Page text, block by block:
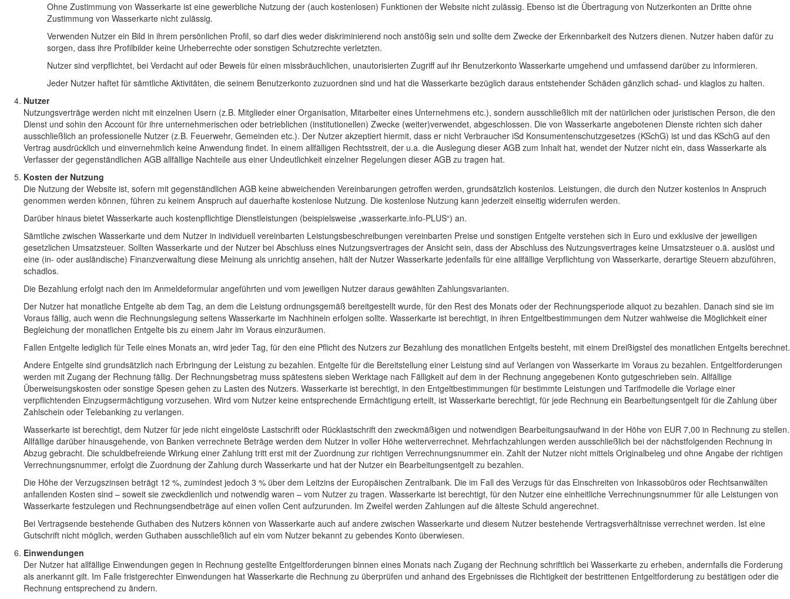
Ohne Zustimmung von Wasserkarte ist eine gewerbliche Nutzung der (auch kostenlosen) Funktionen der Website nicht zulässig. Ebenso ist die Übertragung von Nutzerkonten an Dritte ohne
Zustimmung von Wasserkarte nicht zulässig.
Verwenden Nutzer ein Bild in ihrem persönlichen Profil, so darf dies weder diskriminierend noch anstößig sein und sollte dem Zwecke der Erkennbarkeit des Nutzers dienen. Nutzer haben dafür zu
sorgen, dass ihre Profilbilder keine Urheberrechte oder sonstigen Schutzrechte verletzten.
Nutzer sind verpflichtet, bei Verdacht auf oder Beweis für einen missbräuchlichen, unautorisierten Zugriff auf ihr Benutzerkonto Wasserkarte umgehend und umfassend darüber zu informieren.
Jeder Nutzer haftet für sämtliche Aktivitäten, die seinem Benutzerkonto zuzuordnen sind und hat die Wasserkarte bezüglich daraus entstehender Schäden gänzlich schad- und klaglos zu halten.
Nutzer
Nutzungsverträge werden nicht mit einzelnen Usern (z.B. Mitglieder einer Organisation, Mitarbeiter eines Unternehmens etc.), sondern ausschließlich mit der natürlichen oder juristischen Person, die den
Dienst und sohin den Account für ihre unternehmerischen oder betrieblichen (institutionellen) Zwecke (weiter)verwendet, abgeschlossen. Die von Wasserkarte angebotenen Dienste richten sich daher
ausschließlich an professionelle Nutzer (z.B. Feuerwehr, Gemeinden etc.). Der Nutzer akzeptiert hiermit, dass er nicht Verbraucher iSd Konsumentenschutzgesetzes (KSchG) ist und das KSchG auf den
Vertrag ausdrücklich und einvernehmlich keine Anwendung findet. In einem allfälligen Rechtsstreit, der u.a. die Auslegung dieser AGB zum Inhalt hat, wendet der Nutzer nicht ein, dass Wasserkarte als
Verfasser der gegenständlichen AGB allfällige Nachteile aus einer Undeutlichkeit einzelner Regelungen dieser AGB zu tragen hat.
Kosten der Nutzung
Die Nutzung der Website ist, sofern mit gegenständlichen AGB keine abweichenden Vereinbarungen getroffen werden, grundsätzlich kostenlos. Leistungen, die durch den Nutzer kostenlos in Anspruch
genommen werden können, führen zu keinem Anspruch auf dauerhafte kostenlose Nutzung. Die kostenlose Nutzung kann jederzeit einseitig widerrufen werden.
Darüber hinaus bietet Wasserkarte auch kostenpflichtige Dienstleistungen (beispielsweise „wasserkarte.info-PLUS“) an.
Sämtliche zwischen Wasserkarte und dem Nutzer in individuell vereinbarten Leistungsbeschreibungen vereinbarten Preise und sonstigen Entgelte verstehen sich in Euro und exklusive der jeweiligen
gesetzlichen Umsatzsteuer. Sollten Wasserkarte und der Nutzer bei Abschluss eines Nutzungsvertrages der Ansicht sein, dass der Abschluss des Nutzungsvertrages keine Umsatzsteuer o.ä. auslöst und
eine (in- oder ausländische) Finanzverwaltung diese Meinung als unrichtig ansehen, hält der Nutzer Wasserkarte jedenfalls für eine allfällige Verpflichtung von Wasserkarte, derartige Steuern abzuführen,
schadlos.
Die Bezahlung erfolgt nach den im Anmeldeformular angeführten und vom jeweiligen Nutzer daraus gewählten Zahlungsvarianten.
Der Nutzer hat monatliche Entgelte ab dem Tag, an dem die Leistung ordnungsgemäß bereitgestellt wurde, für den Rest des Monats oder der Rechnungsperiode aliquot zu bezahlen. Danach sind sie im
Voraus fällig, auch wenn die Rechnungslegung seitens Wasserkarte im Nachhinein erfolgen sollte. Wasserkarte ist berechtigt, in ihren Entgeltbestimmungen dem Nutzer wahlweise die Möglichkeit einer
Begleichung der monatlichen Entgelte bis zu einem Jahr im Voraus einzuräumen.
Fallen Entgelte lediglich für Teile eines Monats an, wird jeder Tag, für den eine Pflicht des Nutzers zur Bezahlung des monatlichen Entgelts besteht, mit einem Dreißigstel des monatlichen Entgelts berechnet.
Andere Entgelte sind grundsätzlich nach Erbringung der Leistung zu bezahlen. Entgelte für die Bereitstellung einer Leistung sind auf Verlangen von Wasserkarte im Voraus zu bezahlen. Entgeltforderungen
werden mit Zugang der Rechnung fällig. Der Rechnungsbetrag muss spätestens sieben Werktage nach Fälligkeit auf dem in der Rechnung angegebenen Konto gutgeschrieben sein. Allfällige
Überweisungskosten oder sonstige Spesen gehen zu Lasten des Nutzers. Wasserkarte ist berechtigt, in den Entgeltbestimmungen für bestimmte Leistungen und Tarifmodelle die Vorlage einer
verpflichtenden Einzugsermächtigung vorzusehen. Wird vom Nutzer keine entsprechende Ermächtigung erteilt, ist Wasserkarte berechtigt, für jede Rechnung ein Bearbeitungsentgelt für die Zahlung über
Zahlschein oder Telebanking zu verlangen.
Wasserkarte ist berechtigt, dem Nutzer für jede nicht eingelöste Lastschrift oder Rücklastschrift den zweckmäßigen und notwendigen Bearbeitungsaufwand in der Höhe von EUR 7,00 in Rechnung zu stellen.
Allfällige darüber hinausgehende, von Banken verrechnete Beträge werden dem Nutzer in voller Höhe weiterverrechnet. Mehrfachzahlungen werden ausschließlich bei der nächstfolgenden Rechnung in
Abzug gebracht. Die schuldbefreiende Wirkung einer Zahlung tritt erst mit der Zuordnung zur richtigen Verrechnungsnummer ein. Zahlt der Nutzer nicht mittels Originalbeleg und ohne Angabe der richtigen
Verrechnungsnummer, erfolgt die Zuordnung der Zahlung durch Wasserkarte und hat der Nutzer ein Bearbeitungsentgelt zu bezahlen.
Die Höhe der Verzugszinsen beträgt 12 %, zumindest jedoch 3 % über dem Leitzins der Europäischen Zentralbank. Die im Fall des Verzugs für das Einschreiten von Inkassobüros oder Rechtsanwälten
anfallenden Kosten sind – soweit sie zweckdienlich und notwendig waren – vom Nutzer zu tragen. Wasserkarte ist berechtigt, für den Nutzer eine einheitliche Verrechnungsnummer für alle Leistungen von
Wasserkarte festzulegen und Rechnungsendbeträge auf einen vollen Cent aufzurunden. Im Zweifel werden Zahlungen auf die älteste Schuld angerechnet.
Bei Vertragsende bestehende Guthaben des Nutzers können von Wasserkarte auch auf andere zwischen Wasserkarte und diesem Nutzer bestehende Vertragsverhältnisse verrechnet werden. Ist eine
Gutschrift nicht möglich, werden Guthaben ausschließlich auf ein vom Nutzer bekannt zu gebendes Konto überwiesen.
Einwendungen
Der Nutzer hat allfällige Einwendungen gegen in Rechnung gestellte Entgeltforderungen binnen eines Monats nach Zugang der Rechnung schriftlich bei Wasserkarte zu erheben, andernfalls die Forderung
als anerkannt gilt. Im Falle fristgerechter Einwendungen hat Wasserkarte die Rechnung zu überprüfen und anhand des Ergebnisses die Richtigkeit der bestrittenen Entgeltforderung zu bestätigen oder die
Rechnung entsprechend zu ändern.